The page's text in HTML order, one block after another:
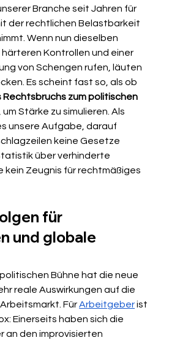
Branche seit Jahren für
der rechtlichen Belastbarkeit
Wenn nun dieselben
Kontrollen und einer
von Schengen rufen, läuten
Es scheint fast so, als ob
zum politischen
, um Stärke zu simulieren. Als
unsere Aufgabe, darauf
keine Gesetze
über verhinderte
kein Zeugnis für rechtmäßiges
für
und globale
Bühne hat die neue
reale Auswirkungen auf die
Für Arbeitgeber ist
Einerseits haben sich die
an den improvisierten